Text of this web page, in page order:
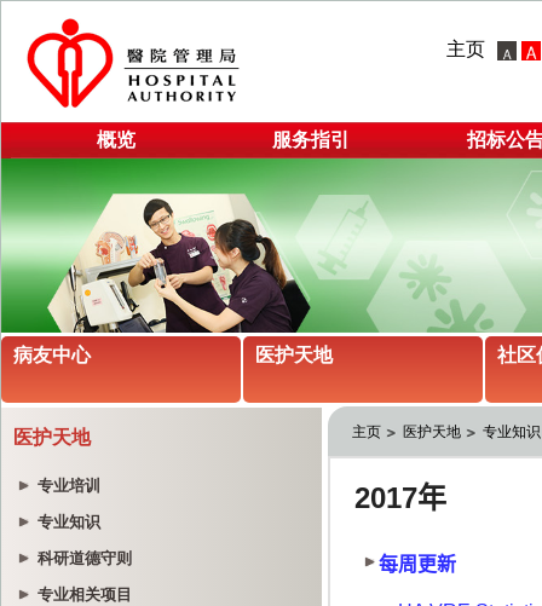
主页
概览 服务指引 招标公
病友中心 医护天地 社区
医护天地
专业培训
专业知识
科研道德守则
专业相关项目
主页 医护天地 专业知识